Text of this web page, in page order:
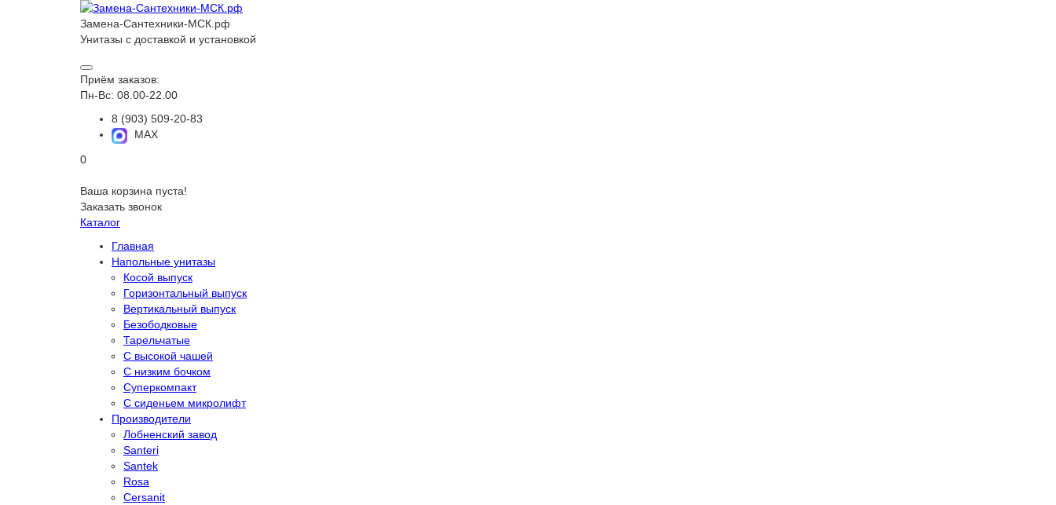
Замена-Сантехники-МСК.рф
Унитазы с доставкой и установкой
Приём заказов:
Пн-Вс: 08.00-22.00
8 (903) 509-20-83
MAX
0
Ваша корзина пуста!
Заказать звонок
Каталог
Главная
Напольные унитазы
Косой выпуск
Горизонтальный выпуск
Вертикальный выпуск
Безободковые
Тарельчатые
С высокой чашей
С низким бочком
Суперкомпакт
С сиденьем микролифт
Производители
Лобненский завод
Santeri
Santek
Rosa
Cersanit